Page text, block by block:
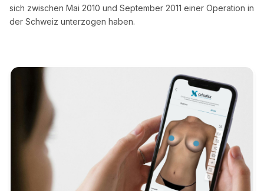
sich zwischen Mai 2010 und September 2011 einer Operation in
der Schweiz unterzogen haben.